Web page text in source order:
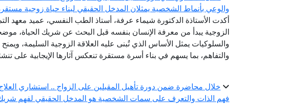
والوعي بأنماط الشخصية يمثلان المدخل الحقيقي لبناء حياة زوجية
أكدت الأستاذة الدكتورة شيماء عرفة، أستاذ الطب النفسي، عميد معهد
الزوجية يبدأ من معرفة الإنسان بنفسه قبل البحث عن شريك الحياة،
والسلوكيات يمثل الأساس الذي تُبنى عليه العلاقة الزوجية السليمة،
والتفاهم، بما يسهم في بناء أسرة مستقرة تنعكس آثارها الإيجابية على
خلال محاضرة ضمن دورة تأهيل المقبلين على الزواج .. استشاري
فهم الذات والتعرف على سمات الشخصية هو المدخل الحقيقي لفهم شريك